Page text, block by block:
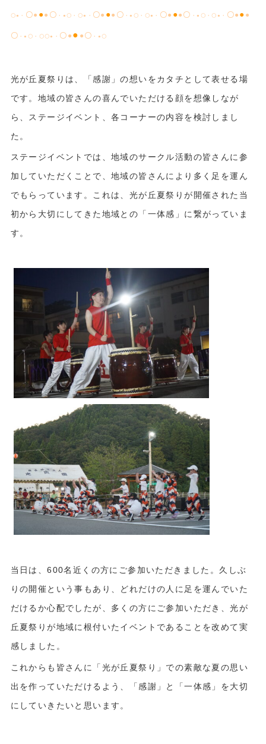
〇●・ 〇● ●● 〇 ・●〇・〇●・ 〇● ●●〇 ・●〇・〇●・ 〇● ●●〇 ・●〇・〇●・ 〇● ● ●
〇 ・●〇・〇〇●・ 〇● ● ●〇 ・●〇
光が丘夏祭りは、「感謝」の想いをカタチとして表せる場
です。地域の皆さんの喜んでいただける顔を想像しなが
ら、ステージイベント、各コーナーの内容を検討しまし
た。
ステージイベントでは、地域のサークル活動の皆さんに参
加していただくことで、地域の皆さんにより多く足を運ん
でもらっています。これは、光が丘夏祭りが開催された当
初から大切にしてきた地域との「一体感」に繋がっていま
す。
当日は、600名近くの方にご参加いただきました。久しぶ
りの開催という事もあり、どれだけの人に足を運んでいた
だけるか心配でしたが、多くの方にご参加いただき、光が
丘夏祭りが地域に根付いたイベントであることを改めて実
感しました。
これからも皆さんに「光が丘夏祭り」での素敵な夏の思い
出を作っていただけるよう、「感謝」と「一体感」を大切
にしていきたいと思います。